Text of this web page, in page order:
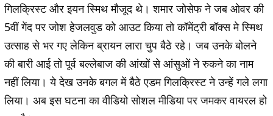
गिलक्रिस्ट और इयन स्मिथ मौजूद थे। शमार जोसेफ ने जब ओवर की
5वीं गेंद पर जोश हेजलवुड को आउट किया तो कॉमेंट्री बॉक्स मे स्मिथ
उत्साह से भर गए लेकिन ब्रायन लारा चुप बैठे रहे। जब उनके बोलने
की बारी आई तो पूर्व बल्लेबाज की आंखों से आंसुओं ने रुकने का नाम
नहीं लिया। ये देख उनके बगल में बैठे एडम गिलक्रिस्ट ने उन्हें गले लगा
लिया। अब इस घटना का वीडियो सोशल मीडिया पर जमकर वायरल हो